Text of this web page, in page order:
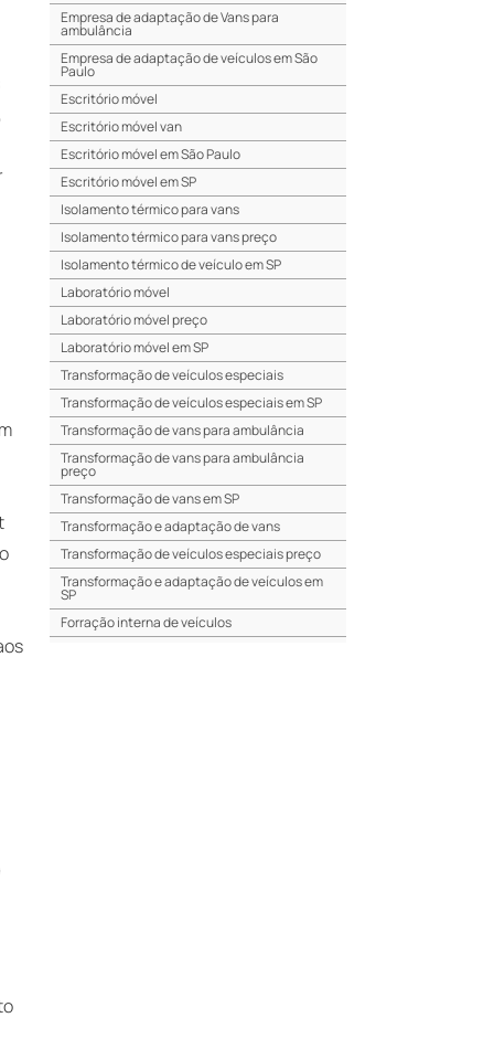
Empresa de adaptação de Vans para
ambulância
Empresa de adaptação de veículos em São
Paulo
Escritório móvel
Escritório móvel van
Escritório móvel em São Paulo
Escritório móvel em SP
Isolamento térmico para vans
Isolamento térmico para vans preço
Isolamento térmico de veículo em SP
Laboratório móvel
Laboratório móvel preço
Laboratório móvel em SP
Transformação de veículos especiais
Transformação de veículos especiais em SP
Transformação de vans para ambulância
Transformação de vans para ambulância
preço
Transformação de vans em SP
Transformação e adaptação de vans
Transformação de veículos especiais preço
Transformação e adaptação de veículos em
SP
Forração interna de veículos